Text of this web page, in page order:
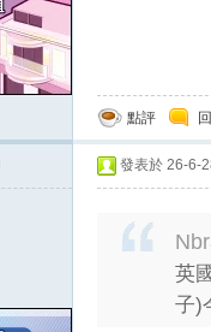
點評
發表於 26-6-
英
子)